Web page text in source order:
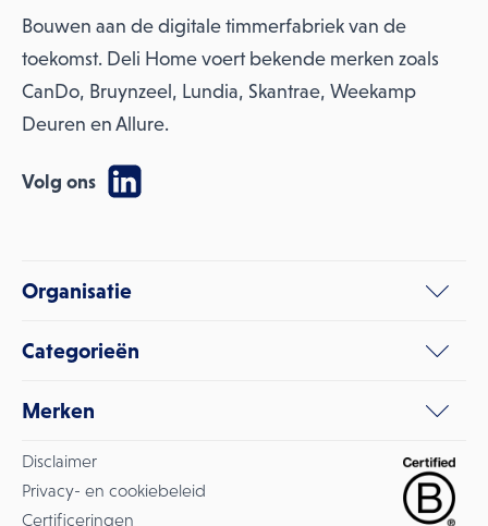
Bouwen aan de digitale timmerfabriek van de
toekomst. Deli Home voert bekende merken zoals
CanDo, Bruynzeel, Lundia, Skantrae, Weekamp
Deuren en Allure.
Volg ons
Organisatie
Categorieën
Merken
Disclaimer
Privacy- en cookiebeleid
Certificeringen